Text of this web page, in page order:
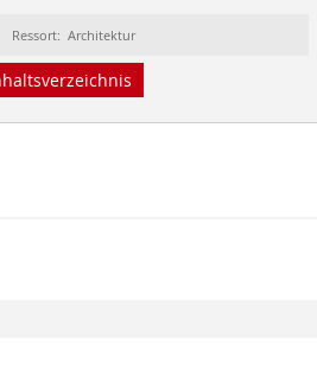
Ressort: Architektur